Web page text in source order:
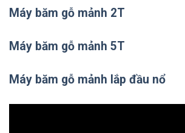
Máy băm gỗ mảnh 2T
Máy băm gỗ mảnh 5T
Máy băm gỗ mảnh lắp đầu nổ